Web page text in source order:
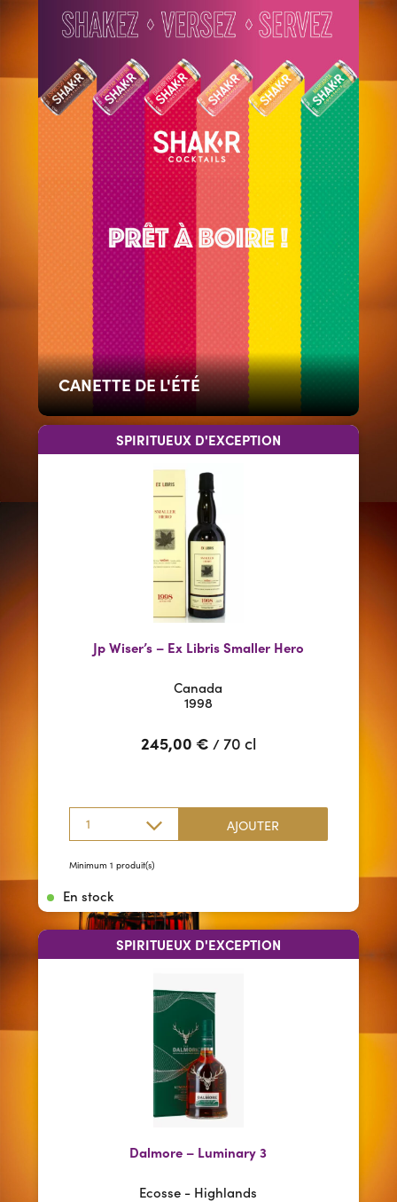
CANETTE DE L'ÉTÉ
SPIRITUEUX D'EXCEPTION
Jp Wiser’s – Ex Libris Smaller Hero
Canada
1998
245,00 € /70 cl
1 AJOUTER
Minimum 1 produit(s)
En stock
SPIRITUEUX D'EXCEPTION
Dalmore – Luminary 3
Ecosse - Highlands